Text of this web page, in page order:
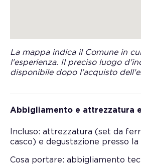
La mappa indica il Comune in
l'esperienza. Il preciso luogo
disponibile dopo l'acquisto
Abbigliamento e attrezzatura
Incluso: attrezzatura (set da
casco) e degustazione presso la
Cosa portare: abbigliamento